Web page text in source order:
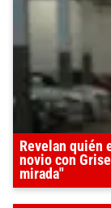
Revelan quién
novio con
mirada"